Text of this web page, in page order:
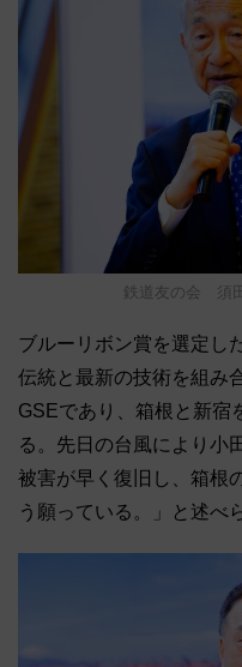
鉄道友の会 須
ブルーリボン賞を選定し
伝統と最新の技術を組み
GSEであり、箱根と新宿
る。先日の台風により小
被害が早く復旧し、箱根
う願っている。」と述べ